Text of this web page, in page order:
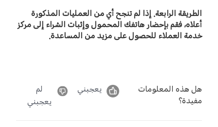
الطريقة الرابعة.إذا لم تنجح أي من العمليات المذكورة
أعلاه، فقم بإحضار هاتفك المحمول وإثبات الشراء إلى مركز
خدمة العملاء للحصول على مزيد من المساعدة.
هل هذه المعلومات
مفيدة؟
يعجبني
لم
يعجبني